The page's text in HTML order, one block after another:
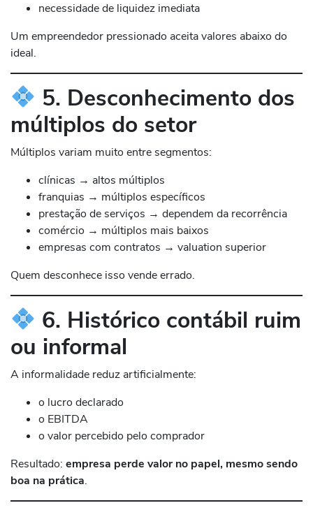
necessidade de liquidez imediata
Um empreendedor pressionado aceita valores abaixo do
ideal.
5. Desconhecimento dos
múltiplos do setor
Múltiplos variam muito entre segmentos:
clínicas → altos múltiplos
franquias → múltiplos específicos
prestação de serviços → dependem da recorrência
comércio → múltiplos mais baixos
empresas com contratos → valuation superior
Quem desconhece isso vende errado.
6. Histórico contábil ruim
ou informal
A informalidade reduz artificialmente:
o lucro declarado
o EBITDA
o valor percebido pelo comprador
Resultado: empresa perde valor no papel, mesmo sendo
boa na prática.